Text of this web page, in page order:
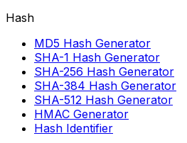
Hash
MD5 Hash Generator
SHA-1 Hash Generator
SHA-256 Hash Generator
SHA-384 Hash Generator
SHA-512 Hash Generator
HMAC Generator
Hash Identifier